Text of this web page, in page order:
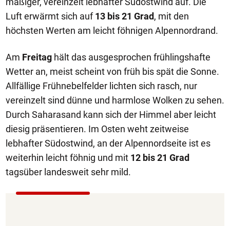
Luft erwärmt sich auf13 bis 21 Grad, mit den
höchsten Werten am leicht föhnigen Alpennordrand.
Am Freitag hält das ausgesprochen frühlingshafte
Wetter an, meist scheint von früh bis spät die Sonne.
Allfällige Frühnebelfelder lichten sich rasch, nur
vereinzelt sind dünne und harmlose Wolken zu sehen.
Durch Saharasand kann sich der Himmel aber leicht
diesig präsentieren. Im Osten weht zeitweise
lebhafter Südostwind, an der Alpennordseite ist es
weiterhin leicht föhnig und mit 12 bis 21 Grad
tagsüber landesweit sehr mild.